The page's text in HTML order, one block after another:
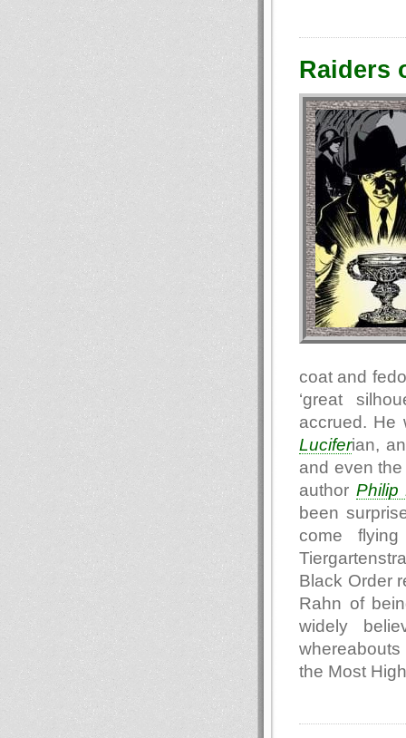
Raiders
coat and
‘great
accrued. He
Luciferian,
and even
author Philip
been
come
Black Order
Rahn of
widely
the Most